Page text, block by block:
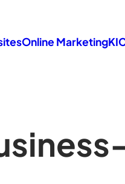
Online MarketingKI